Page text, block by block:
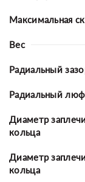
Максимальная
Вес
Радиальный
Радиальный
Диаметр
кольца
Диаметр
кольца